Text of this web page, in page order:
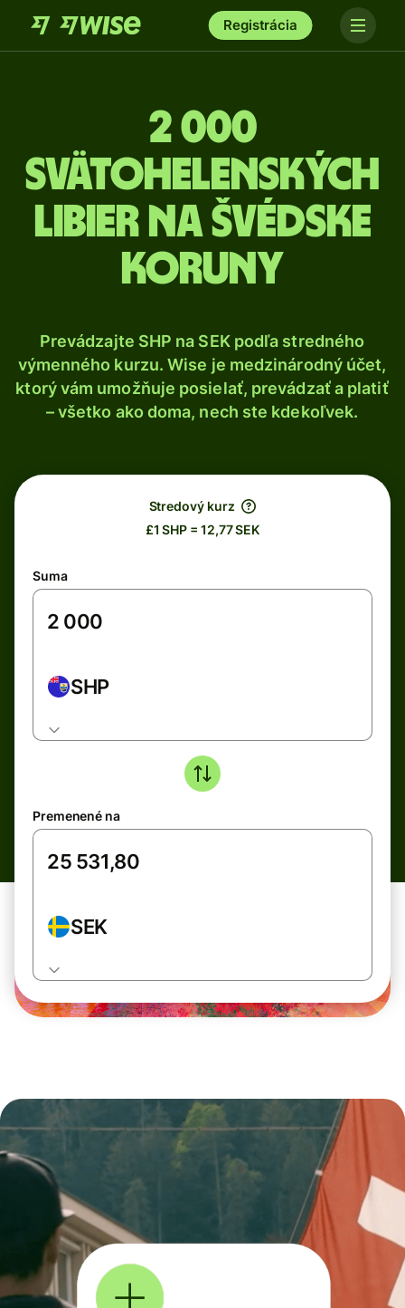
Registrácia
2 000
Svätohelenských
libier na švédske
koruny
Prevádzajte SHP na SEK podľa stredného
výmenného kurzu. Wise je medzinárodný účet,
ktorý vám umožňuje posielať, prevádzať a platiť
– všetko ako doma, nech ste kdekoľvek.
Stredový kurz
£1 SHP = 12,77 SEK
Suma
SHP
Premenené na
SEK